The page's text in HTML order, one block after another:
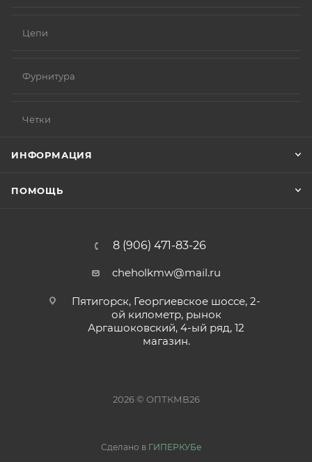
Цепи
Фурнитура
Чётки
ИНФОРМАЦИЯ
ПОМОЩЬ
8 (906) 471-83-26
cheholkmw@mail.ru
Пятигорск, Георгиевское шоссе, 2-
ой километр, рынок
Аргашоковский, 4-ый ряд, 12
магазин.
2026 © ОПТКМВ26
Сделано в ГИПЕРКУБе